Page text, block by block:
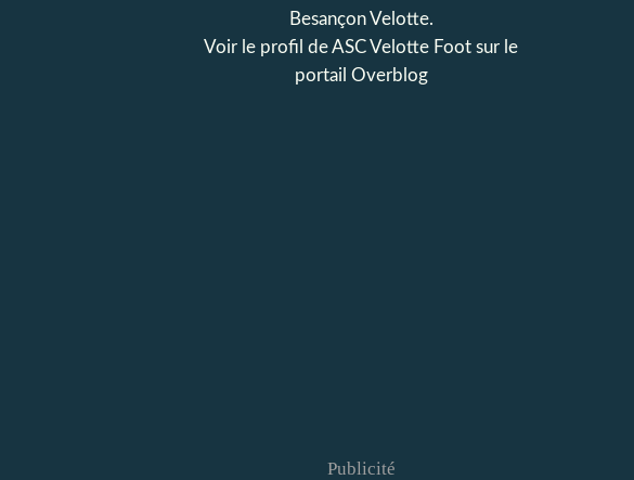
Besançon Velotte.
Voir le profil deASC Velotte Foot sur le
portail Overblog
Publicité